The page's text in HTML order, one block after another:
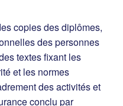
copies des diplômes,
des personnes
textes fixant les
et les normes
des activités et
conclu par